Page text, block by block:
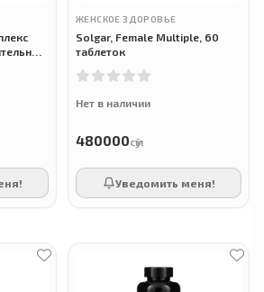
ЖЕНСКОЕ ЗДОРОВЬЕ
Solgar, Female Multiple, 60
таблеток
Нет в наличии
480000сӯм
Уведомить меня!